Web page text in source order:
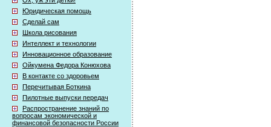
Юридическая помощь
Сделай сам
Школа рисования
Интеллект и технологии
Инновационное образование
Ойкумена Федора Конюхова
В контакте со здоровьем
Перечитывая Боткина
Пилотные выпуски передач
Распространение знаний по
вопросам экономической и
финансовой безопасности России